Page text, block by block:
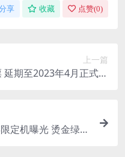
享 收藏 点赞(0)
上一篇
延期至2023年4月正式发
定机曝光 烫金绿配